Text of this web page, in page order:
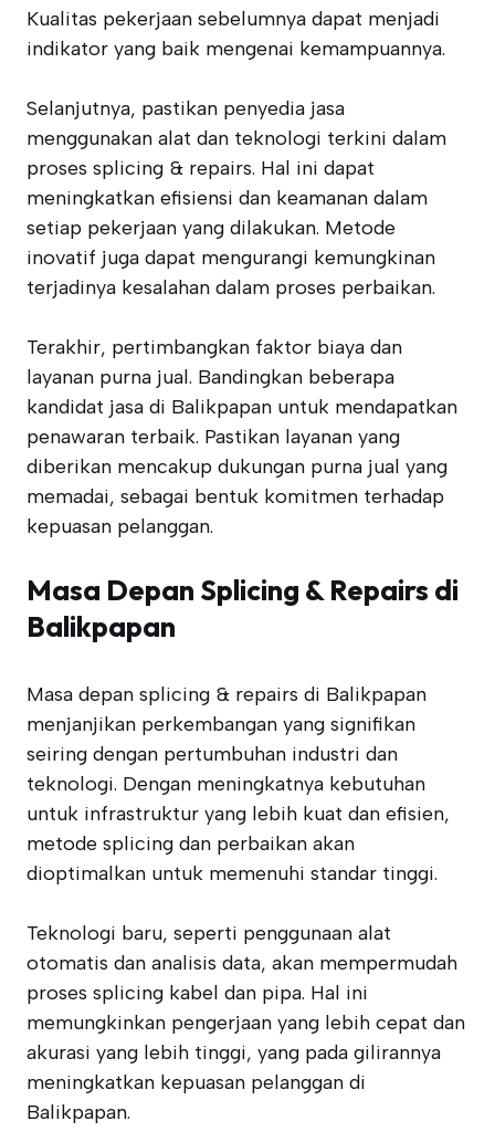
Kualitas pekerjaan sebelumnya dapat menjadi
indikator yang baik mengenai kemampuannya.
Selanjutnya, pastikan penyedia jasa
menggunakan alat dan teknologi terkini dalam
proses splicing & repairs. Hal ini dapat
meningkatkan efisiensi dan keamanan dalam
setiap pekerjaan yang dilakukan. Metode
inovatif juga dapat mengurangi kemungkinan
terjadinya kesalahan dalam proses perbaikan.
Terakhir, pertimbangkan faktor biaya dan
layanan purna jual. Bandingkan beberapa
kandidat jasa di Balikpapan untuk mendapatkan
penawaran terbaik. Pastikan layanan yang
diberikan mencakup dukungan purna jual yang
memadai, sebagai bentuk komitmen terhadap
kepuasan pelanggan.
Masa Depan Splicing & Repairs di
Balikpapan
Masa depan splicing & repairs di Balikpapan
menjanjikan perkembangan yang signifikan
seiring dengan pertumbuhan industri dan
teknologi. Dengan meningkatnya kebutuhan
untuk infrastruktur yang lebih kuat dan efisien,
metode splicing dan perbaikan akan
dioptimalkan untuk memenuhi standar tinggi.
Teknologi baru, seperti penggunaan alat
otomatis dan analisis data, akan mempermudah
proses splicing kabel dan pipa. Hal ini
memungkinkan pengerjaan yang lebih cepat dan
akurasi yang lebih tinggi, yang pada gilirannya
meningkatkan kepuasan pelanggan di
Balikpapan.